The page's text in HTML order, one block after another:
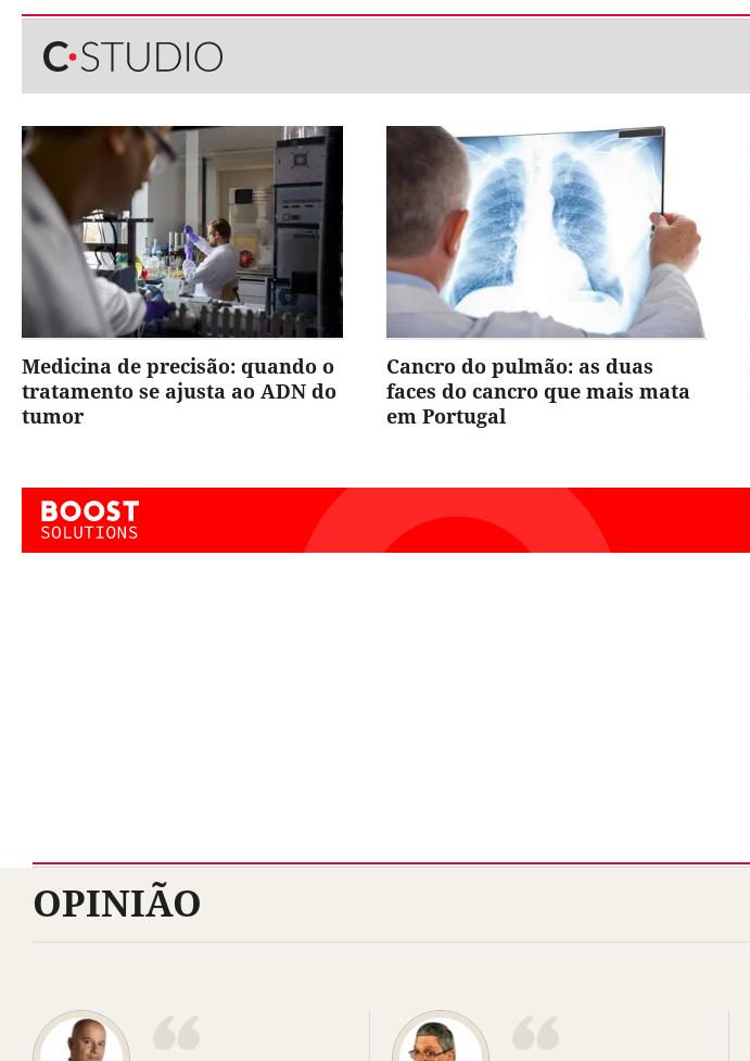
Medicina de precisão: quando o
tratamento se ajusta ao ADN do
tumor
Cancro do pulmão: as duas
faces do cancro que mais mata
em Portugal
OPINIÃO